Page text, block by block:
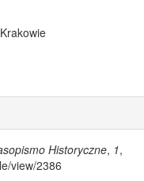
Historyczne, 1,
view/2386